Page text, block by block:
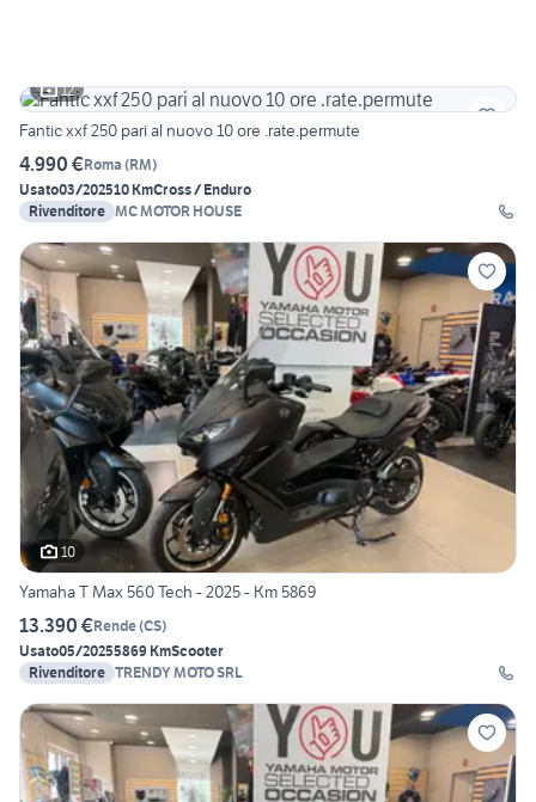
12
Fantic xxf 250 pari al nuovo 10 ore .rate.permute
4.990 €Roma (RM)
Usato03/202510 KmCross / Enduro
Rivenditore MC MOTOR HOUSE
10
Yamaha T Max 560 Tech - 2025 - Km 5869
13.390 €Rende(CS)
Usato05/20255869 KmScooter
Rivenditore TRENDY MOTO SRL